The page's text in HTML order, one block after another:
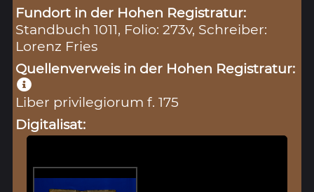
Fundort in der Hohen Registratur:
Standbuch 1011, Folio: 273v, Schreiber:
Lorenz Fries
Quellenverweis in der Hohen Registratur:
Liber privilegiorum f. 175
Digitalisat: